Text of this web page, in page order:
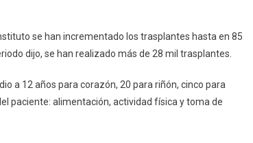
se han incrementado los trasplantes hasta en 85
dijo, se han realizado más de 28 mil trasplantes.
a 12 años para corazón, 20 para riñón, cinco para
paciente: alimentación, actividad física y toma de